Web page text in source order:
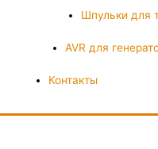
Шпульки для
AVR для
Контакты